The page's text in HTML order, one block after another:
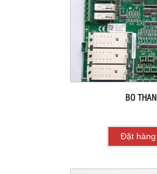
BO
Đặt hàng